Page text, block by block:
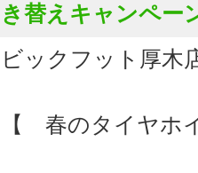
き替えキャンペー
ビックフット厚木
【 春のタイヤホ